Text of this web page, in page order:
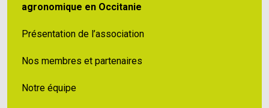
agronomique en Occitanie
Présentation de l’association
Nos membres et partenaires
Notre équipe